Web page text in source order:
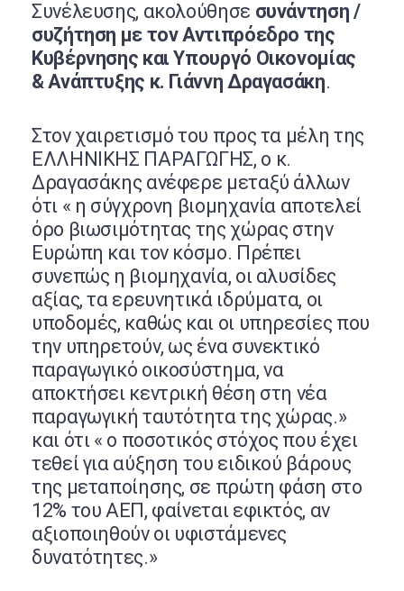
Συνέλευσης, ακολούθησε συνάντηση /
συζήτηση με τον Αντιπρόεδρο της
Κυβέρνησης και Υπουργό Οικονομίας
& Ανάπτυξης κ. Γιάννη Δραγασάκη.
Στον χαιρετισμό του προς τα μέλη της
ΕΛΛΗΝΙΚΗΣ ΠΑΡΑΓΩΓΗΣ, ο κ.
Δραγασάκης ανέφερε μεταξύ άλλων
ότι « η σύγχρονη βιομηχανία αποτελεί
όρο βιωσιμότητας της χώρας στην
Ευρώπη και τον κόσμο. Πρέπει
συνεπώς η βιομηχανία, οι αλυσίδες
αξίας, τα ερευνητικά ιδρύματα, οι
υποδομές, καθώς και οι υπηρεσίες που
την υπηρετούν, ως ένα συνεκτικό
παραγωγικό οικοσύστημα, να
αποκτήσει κεντρική θέση στη νέα
παραγωγική ταυτότητα της χώρας.»
και ότι « ο ποσοτικός στόχος που έχει
τεθεί για αύξηση του ειδικού βάρους
της μεταποίησης, σε πρώτη φάση στο
12% του ΑΕΠ, φαίνεται εφικτός, αν
αξιοποιηθούν οι υφιστάμενες
δυνατότητες.»